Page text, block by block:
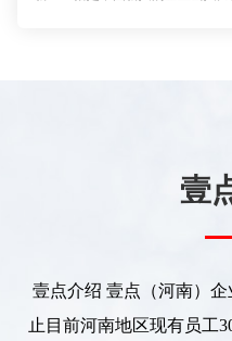
壹
壹点介绍 壹点（河南）
止目前河南地区现有员工